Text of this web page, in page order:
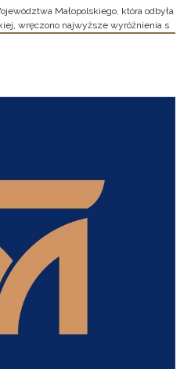
Małopolskiego, która odbyła
wręczono najwyższe wyróżnienia s